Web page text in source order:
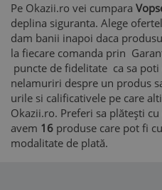
Pe Okazii.ro vei cumpara
deplina siguranta. Alege
dam banii inapoi daca
la fiecare comanda prin
puncte de fidelitate ca sa
nelamuriri despre un produs
urile si calificativele pe care
Okazii.ro. Preferi sa plătești
avem 16 produse care pot fi
modalitate de plată.